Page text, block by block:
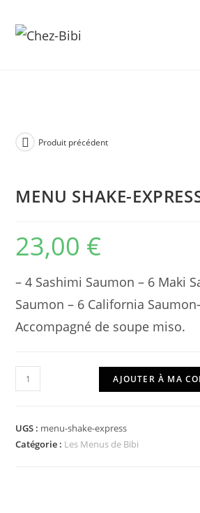
content
Produit précédent
MENU SHAKE-
23,00 €
– 4 Sashimi Saumon – 6 Maki
Saumon – 6 California
Accompagné de soupe miso.
quantité
de
SHAKE-
EXPRESS
AJOUTER À MA
UGS : menu-shake-express
Catégorie : Les Menus de Bibi